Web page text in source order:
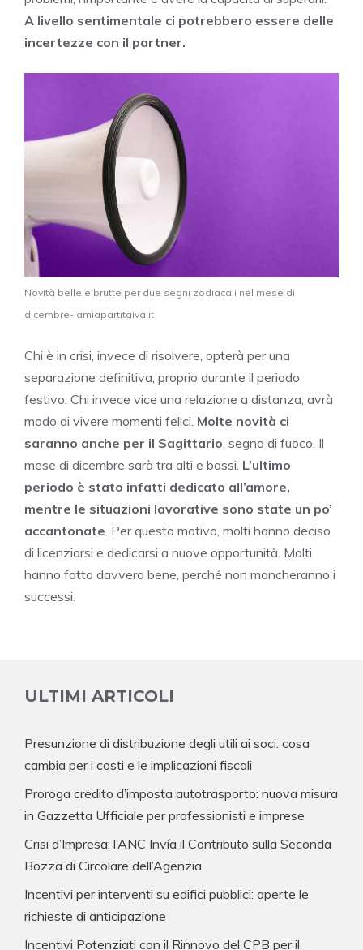
A livello sentimentale ci potrebbero essere delle
incertezze con il partner.
Novità belle e brutte per due segni zodiacali nel mese di
dicembre-lamiapartitaiva.it
Chi è in crisi, invece di risolvere, opterà per una
separazione definitiva, proprio durante il periodo
festivo. Chi invece vice una relazione a distanza, avrà
modo di vivere momenti felici. Molte novità ci
saranno anche per il Sagittario, segno di fuoco. Il
mese di dicembre sarà tra alti e bassi. L’ultimo
periodo è stato infatti dedicato all’amore,
mentre le situazioni lavorative sono state un po’
accantonate. Per questo motivo, molti hanno deciso
di licenziarsi e dedicarsi a nuove opportunità. Molti
hanno fatto davvero bene, perché non mancheranno i
successi.
ULTIMI ARTICOLI
Presunzione di distribuzione degli utili ai soci: cosa
cambia per i costi e le implicazioni fiscali
Proroga credito d’imposta autotrasporto: nuova misura
in Gazzetta Ufficiale per professionisti e imprese
Crisi d’Impresa: l’ANC Invía il Contributo sulla Seconda
Bozza di Circolare dell’Agenzia
Incentivi per interventi su edifici pubblici: aperte le
richieste di anticipazione
Incentivi Potenziati con il Rinnovo del CPB per il